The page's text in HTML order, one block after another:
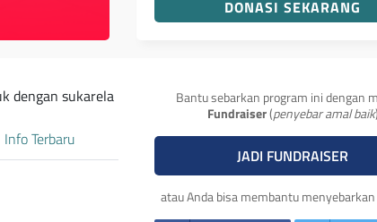
DONASI SEKARANG
dengan sukarela
Info Terbaru
Bantu sebarkan program ini dengan
Fundraiser(penyebar amal baik)
JADI FUNDRAISER
atau Anda bisa membantu